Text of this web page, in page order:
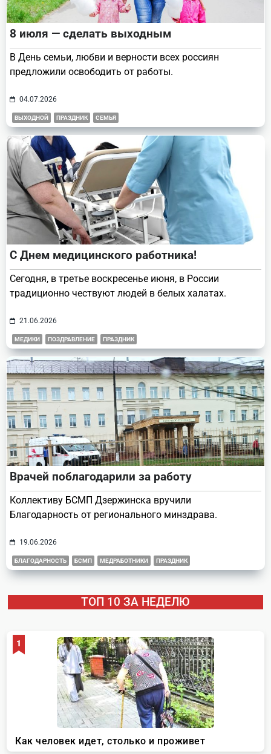
8 июля — сделать выходным
В День семьи, любви и верности всех россиян
предложили освободить от работы.
04.07.2026
ВЫХОДНОЙ ПРАЗДНИК СЕМЬЯ
С Днем медицинского работника!
Сегодня, в третье воскресенье июня, в России
традиционно чествуют людей в белых халатах.
21.06.2026
МЕДИКИ ПОЗДРАВЛЕНИЕ ПРАЗДНИК
Врачей поблагодарили за работу
Коллективу БСМП Дзержинска вручили
Благодарность от регионального минздрава.
19.06.2026
БЛАГОДАРНОСТЬ БСМП МЕДРАБОТНИКИ ПРАЗДНИК
ТОП 10 ЗА НЕДЕЛЮ